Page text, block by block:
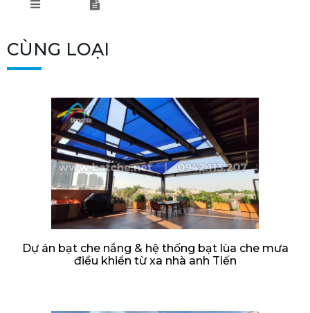
CÙNG LOẠI
Dự án bạt che nắng & hệ thống bạt lùa che mưa
điều khiển từ xa nhà anh Tiến